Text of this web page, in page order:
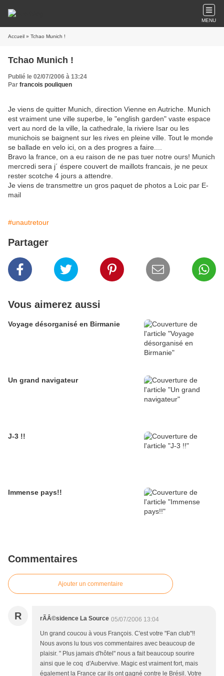
MENU
Accueil » Tchao Munich !
Tchao Munich !
Publié le 02/07/2006 à 13:24
Par francois pouliquen
Je viens de quitter Munich, direction Vienne en Autriche. Munich
est vraiment une ville superbe, le "english garden" vaste espace
vert au nord de la ville, la cathedrale, la riviere Isar ou les
munichois se baignent sur les rives en pleine ville. Tout le monde
se ballade en velo ici, on a des progres a faire....
Bravo la france, on a eu raison de ne pas tuer notre ours! Munich
mercredi sera j´ éspere couvert de maillots francais, je ne peux
rester scotche 4 jours a attendre.
Je viens de transmettre un gros paquet de photos a Loic par E-
mail
#unautretour
Partager
Vous aimerez aussi
Voyage désorganisé en Birmanie
Un grand navigateur
J-3 !!
Immense pays!!
Commentaires
Ajouter un commentaire
R rÃÂ©sidence La Source 05/07/2006 13:04
Un grand coucou à vous François. C'est votre "Fan club"!!
Nous avons lu tous vos commentaires avec beaucoup de
plaisir. " Plus jamais d'hôtel" nous a fait beaucoup sourire
ainsi que le coq d'Aubervive. Magic est vraiment fort, mais
également la France car ils ont gagné contre le Brésil. Votre